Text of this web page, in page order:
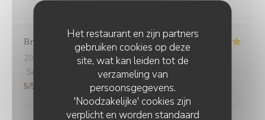
Het restaurant en zijn partners
gebruiken cookies op deze
site, wat kan leiden tot de
verzameling van
persoonsgegevens.
'Noodzakelijke' cookies zijn
verplicht en worden standaard
Brigitte
2025-09-02
- 12:30 - Gasten 3
Service
Atmosfeer:5/5 Keuken:5/5
5/5